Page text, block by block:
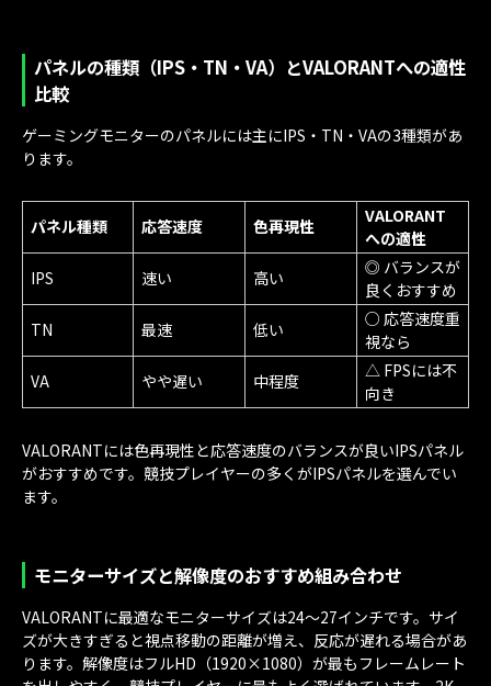
パネルの種類（IPS・TN・VA）とVALORANTへの適性
比較
ゲーミングモニターのパネルには主にIPS・TN・VAの3種類があ
ります。
パネル種類 応答速度 色再現性
VALORANT
への適性
IPS
速い 高い
◎ バランスが
良くおすすめ
TN
最速 低い
○ 応答速度重
視なら
VA
やや遅い 中程度
△ FPSには不
向き
VALORANTには色再現性と応答速度のバランスが良いIPSパネル
がおすすめです。競技プレイヤーの多くがIPSパネルを選んでい
ます。
モニターサイズと解像度のおすすめ組み合わせ
VALORANTに最適なモニターサイズは24〜27インチです。サイ
ズが大きすぎると視点移動の距離が増え、反応が遅れる場合があ
ります。解像度はフルHD（1920×1080）が最もフレームレート